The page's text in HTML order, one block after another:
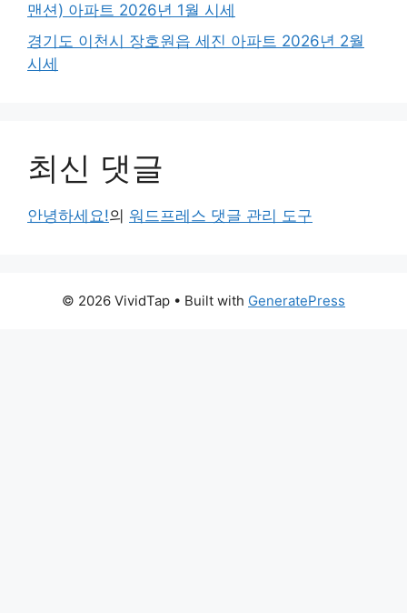
맨션) 아파트 2026년 1월 시세
경기도 이천시 장호원읍 세진 아파트 2026년 2월
시세
최신 댓글
안녕하세요!의 워드프레스 댓글 관리 도구
© 2026 VividTap • Built with GeneratePress